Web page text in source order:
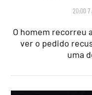
20:00 7
O homem recorreu
ver o pedido
uma